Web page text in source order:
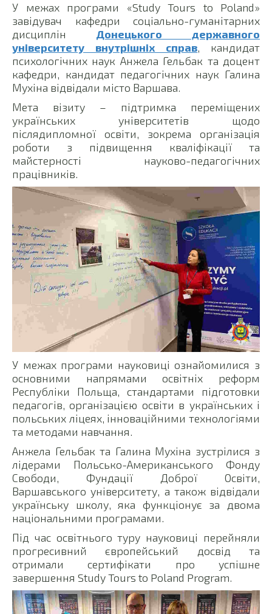
У межах програми «Study Tours to Poland»
завідувач кафедри соціально-гуманітарних
дисциплін Донецького державного
університету внутрішніх справ, кандидат
психологічних наук Анжела Гельбак та доцент
кафедри, кандидат педагогічних наук Галина
Мухіна відвідали місто Варшава.
Мета візиту – підтримка переміщених
українських університетів щодо
післядипломної освіти, зокрема організація
роботи з підвищення кваліфікації та
майстерності науково-педагогічних
працівників.
У межах програми науковиці ознайомилися з
основними напрямами освітніх реформ
Республіки Польща, стандартами підготовки
педагогів, організацією освіти в українських і
польських ліцеях, інноваційними технологіями
та методами навчання.
Анжела Гельбак та Галина Мухіна зустрілися з
лідерами Польсько-Американського Фонду
Свободи, Фундації Доброї Освіти,
Варшавського університету, а також відвідали
українську школу, яка функціонує за двома
національними програмами.
Під час освітнього туру науковиці перейняли
прогресивний європейський досвід та
отримали сертифікати про успішне
завершення Study Tours to Poland Program.